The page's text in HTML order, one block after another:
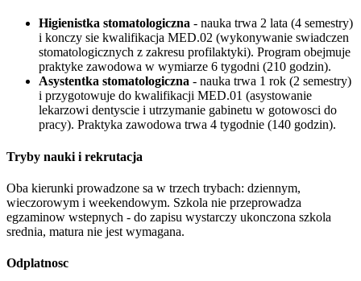
Higienistka stomatologiczna - nauka trwa 2 lata (4 semestry)
i konczy sie kwalifikacja MED.02 (wykonywanie swiadczen
stomatologicznych z zakresu profilaktyki). Program obejmuje
praktyke zawodowa w wymiarze 6 tygodni (210 godzin).
Asystentka stomatologiczna - nauka trwa 1 rok (2 semestry)
i przygotowuje do kwalifikacji MED.01 (asystowanie
lekarzowi dentyscie i utrzymanie gabinetu w gotowosci do
pracy). Praktyka zawodowa trwa 4 tygodnie (140 godzin).
Tryby nauki i rekrutacja
Oba kierunki prowadzone sa w trzech trybach: dziennym,
wieczorowym i weekendowym. Szkola nie przeprowadza
egzaminow wstepnych - do zapisu wystarczy ukonczona szkola
srednia, matura nie jest wymagana.
Odplatnosc